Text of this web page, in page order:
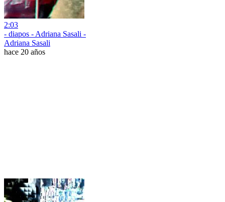
2:03
- diapos - Adriana Sasali -
Adriana Sasali
hace 20 años